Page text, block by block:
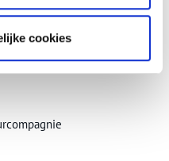
cookies